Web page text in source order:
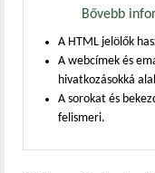
Bővebb
A HTML jelölők
A webcímek és
hivatkozásokká
A sorokat és
felismeri.